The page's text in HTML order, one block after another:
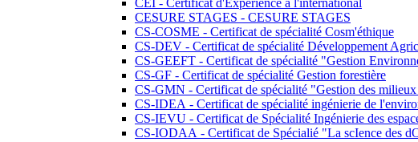
CEI - Certificat d'Expérience à l'international
CESURE STAGES - CESURE STAGES
CS-COSME - Certificat de spécialité Cosm'éthique
CS-DEV - Certificat de spécialité Développement
CS-GEEFT - Certificat de spécialité "Gestion
CS-GF - Certificat de spécialité Gestion forestière
CS-GMN - Certificat de spécialité "Gestion des
CS-IDEA - Certificat de spécialité ingénierie de
CS-IEVU - Certificat de Spécialité Ingénierie des
CS-IODAA - Certificat de Spécialié "La scIence des